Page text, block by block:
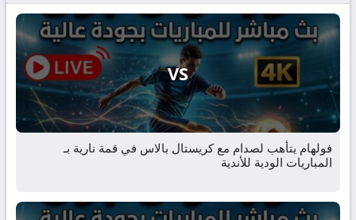
VS
فولهام يتأهب لصدام مع كريستال بالاس في قمة نارية بـ
المباريات الودية للأندية